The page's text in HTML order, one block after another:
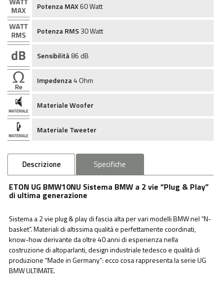
Potenza MAX60 Watt
Potenza RMS30 Watt
Sensibilità86 dB
Impedenza4 Ohm
Materiale Woofer
Materiale Tweeter
Descrizione Specifiche
ETON UG BMW10NU Sistema BMW a 2 vie “Plug & Play”
di ultima generazione
Sistema a 2 vie plug & play di fascia alta per vari modelli BMW nel “N-
basket”. Materiali di altissima qualità e perfettamente coordinati,
know-how derivante da oltre 40 anni di esperienza nella
costruzione di altoparlanti, design industriale tedesco e qualità di
produzione “Made in Germany”: ecco cosa rappresenta la serie UG
BMW ULTIMATE.